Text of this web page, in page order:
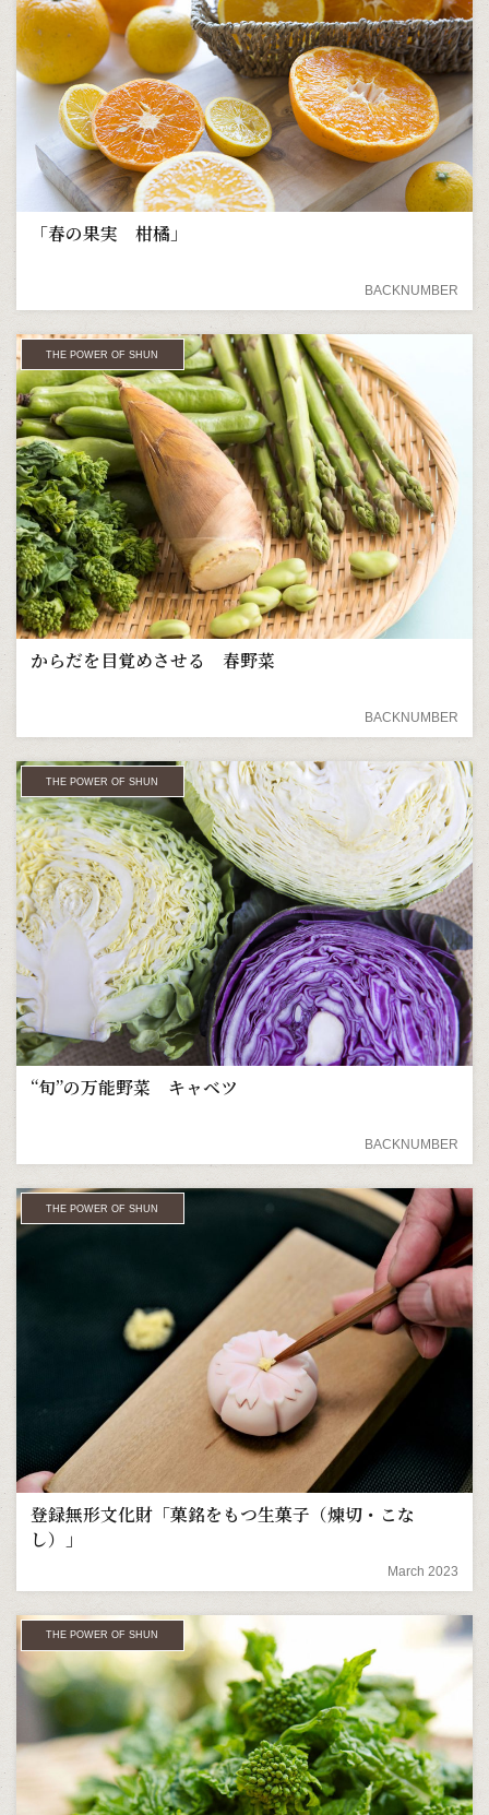
「春の果実 柑橘」
BACKNUMBER
THE POWER OF SHUN
からだを目覚めさせる 春野菜
BACKNUMBER
THE POWER OF SHUN
“旬”の万能野菜 キャベツ
BACKNUMBER
THE POWER OF SHUN
登録無形文化財「菓銘をもつ生菓子（煉切・こな
し）」
March 2023
THE POWER OF SHUN